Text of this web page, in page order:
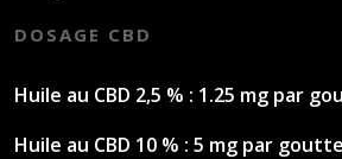
DOSAGE CBD
Huile au CBD 2,5 % : 1.25 mg par
Huile au CBD 10 % : 5 mg par goutte